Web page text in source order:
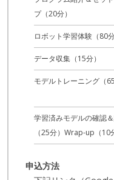
プ（20分）
ロボット学習体験（80分
データ収集（15分）
モデルトレーニング（65
学習済みモデルの確認
（25分）Wrap-up（10
申込方法